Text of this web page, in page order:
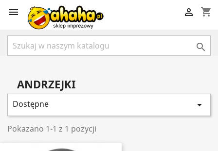
 shopping_cart


ANDRZEJKI
Dostępne 
Pokazano 1-1 z 1 pozycji